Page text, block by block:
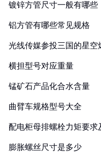
镀锌方管尺寸一般有哪些
铝方管有哪些常见规格
光线传媒参投三国的星空
横担型号对应重量
锰矿石产品化合水含量
曲臂车规格型号大全
配电柜母排螺栓力矩要求
膨胀螺丝尺寸是多少